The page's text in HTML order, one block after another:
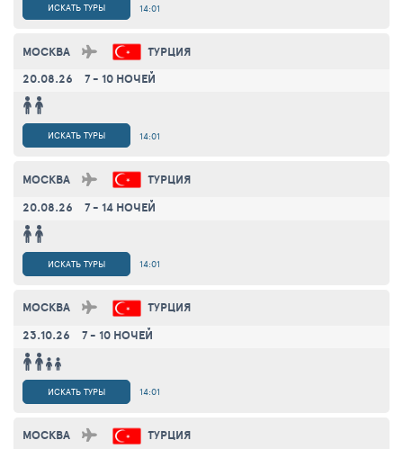
14:01
ИСКАТЬ ТУРЫ
МОСКВА
ТУРЦИЯ
20.08.26
7 - 10 НОЧЕЙ
14:01
ИСКАТЬ ТУРЫ
МОСКВА
ТУРЦИЯ
20.08.26
7 - 14 НОЧЕЙ
14:01
ИСКАТЬ ТУРЫ
МОСКВА
ТУРЦИЯ
23.10.26
7 - 10 НОЧЕЙ
14:01
ИСКАТЬ ТУРЫ
МОСКВА ТУРЦИЯ